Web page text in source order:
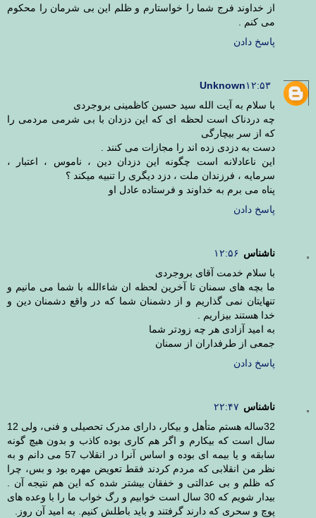
از خداوند فرج شما را خواستارم و ظلم این بی شرمان را محکوم
می کنم .
پاسخ دادن
Unknown۱۲:۵۳
با سلام به آیت الله سید حسین کاظمینی بروجردی
چه دردناک است لحظه ای که این دزدان با بی شرمی مردمی را
که از سر بیچارگی
دست به دزدی زده اند را مجازات می کنند .
این ناعادلانه است چگونه این دزدان دین ، ناموس ، اعتبار ،
سرمایه ، فرزندان ملت ، دزد دیگری را تنبیه میکند ؟
پناه می برم به خداوند و فرستاده عادل او
پاسخ دادن
ناشناس ۱۲:۵۶
با سلام خدمت آقای بروجردی
ما بچه های سمنان تا آخرین لحظه ان شاءالله با شما می مانیم و
تنهایتان نمی گذاریم و از دشمنان شما که در واقع دشمنان دین و
خدا هستند بیزاریم .
به امید آزادی هر چه زودتر شما
جمعی از طرفداران از سمنان
پاسخ دادن
ناشناس ۲۲:۴۷
32ساله هستم متأهل و بیکار، دارای مدرک تحصیلی و فنی، ولی 12
سال است که بیکارم و اگر هم کاری بوده کاذب و بدون هیچ گونه
سابقه و یا بیمه ای بوده و اساس آنرا در انقلاب 57 می دانم و به
نظر من انقلابی که مردم کردند فقط تعویض مهره بود و بس، چرا
که ظلم و بی عدالتی و خفقان بیشتر شده که این هم نتیجه آن .
بیدار شویم که 30 سال است خوابیم و رگ خواب ما را با وعده های
پوچ و سحری که دارند گرفتند و باید باطلش کنیم. به امید آن روز.